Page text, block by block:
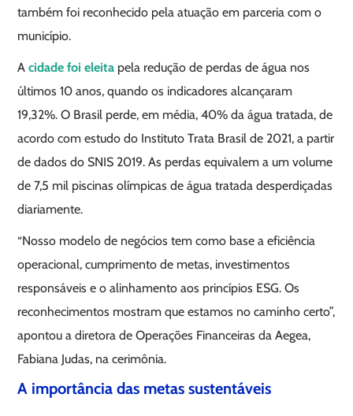
também foi reconhecido pela atuação em parceria com o
município.
Acidade foi eleita pela redução de perdas de água nos
últimos 10 anos, quando os indicadores alcançaram
19,32%. O Brasil perde, em média, 40% da água tratada, de
acordo com estudo do Instituto Trata Brasil de 2021, a partir
de dados do SNIS 2019. As perdas equivalem a um volume
de 7,5 mil piscinas olímpicas de água tratada desperdiçadas
diariamente.
“Nosso modelo de negócios tem como base a eficiência
operacional, cumprimento de metas, investimentos
responsáveis e o alinhamento aos princípios ESG. Os
reconhecimentos mostram que estamos no caminho certo”,
apontou a diretora de Operações Financeiras da Aegea,
Fabiana Judas, na cerimônia.
A importância das metas sustentáveis